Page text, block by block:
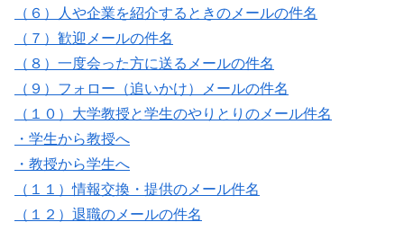
（６）人や企業を紹介するときのメールの件名
（７）歓迎メールの件名
（８）一度会った方に送るメールの件名
（９）フォロー（追いかけ）メールの件名
（１０）大学教授と学生のやりとりのメール件名
・学生から教授へ
・教授から学生へ
（１１）情報交換・提供のメール件名
（１２）退職のメールの件名